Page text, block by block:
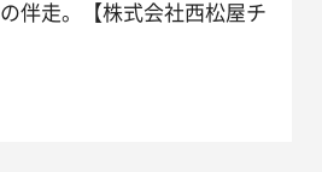
伴走。【株式会社西松屋チ